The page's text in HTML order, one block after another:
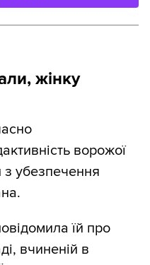
жінку
ворожої
з убезпечення
їй про
вчиненій в